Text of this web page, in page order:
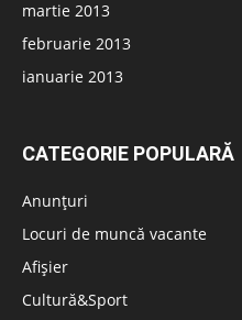
martie 2013
februarie 2013
ianuarie 2013
CATEGORIE POPULARĂ
Anunțuri
Locuri de muncă vacante
Afișier
Cultură&Sport